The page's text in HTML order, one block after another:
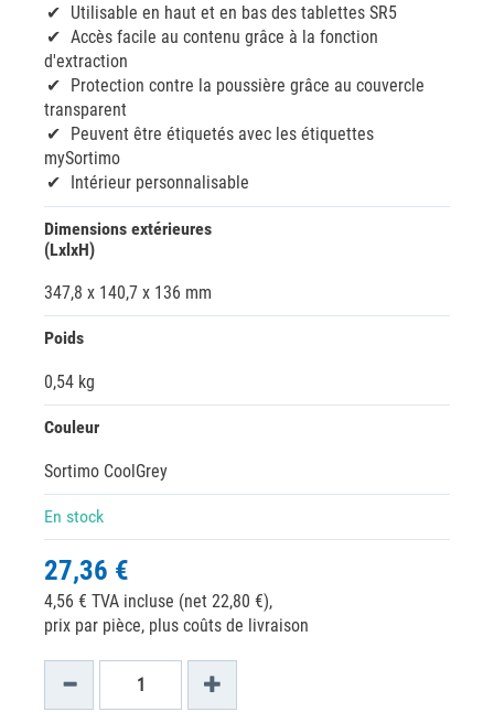
Utilisable en haut et en bas des tablettes SR5
Accès facile au contenu grâce à la fonction
d'extraction
Protection contre la poussière grâce au couvercle
transparent
Peuvent être étiquetés avec les étiquettes
mySortimo
Intérieur personnalisable
Dimensions extérieures
(LxlxH)
347,8 x 140,7 x 136 mm
Poids
0,54 kg
Couleur
Sortimo CoolGrey
En stock
27,36 €
4,56 € TVA incluse (net 22,80 €),
prix par pièce, plus coûts de livraison